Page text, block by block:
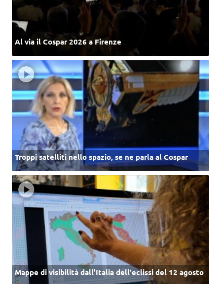
Al via il Cospar 2026 a Firenze
Troppi satelliti nello spazio, se ne parla al Cospar
Mappe di visibilità dall’Italia dell'eclissi del 12 agosto